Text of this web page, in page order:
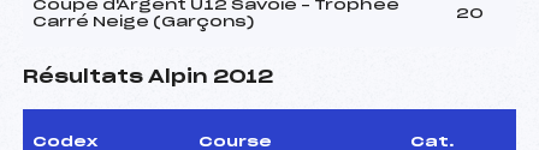
Coupe d'Argent U12 Savoie – Trophee
Carré Neige (Garçons)
20
Résultats Alpin 2012
Codex Course Cat.